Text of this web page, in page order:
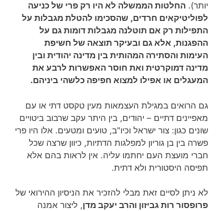
יותר). החלטות הממשלה לא היו רק פרי של כניעה
לפוליטיקאים חרדים, שהסכימו להטלת מגבלות על
התפילות רק אם תוטלנה מגבלות דומות גם על
ההפגנות, אלא גם ובעיקר תוצאה של חשיפת
העימות והסתירה המהותית בין מדינה יהודית ובין
מדינה דמוקרטית ואת חוסר האפשרות לרבע את
המעגלים או אפילו למצוא חפיפה כלשהי ביניהם.
גם הרואים במגילת העצמאות מעין טקסט דתי או עם
מאפיינים דתיים – יהודים, בין היתר עקב שרבוב ביטויים
שונים כגון: צור ישראל וכיו"ב, טועים ומטעים. אלו היו פרי
פשרה בין בן גוריון למפלגות הדתיות, כיוון שרצה שכל
חברי מועצת העם יחתמו עליה. אין לראות בהם אלא
תפיסה היסטורית ולא דתית.
לא ניתן לסיים זאת מבלי להזכיר את הניסיון ההירואי של
פרופסור רות גביזון והרב יעקב מדן, ליצור אמנה